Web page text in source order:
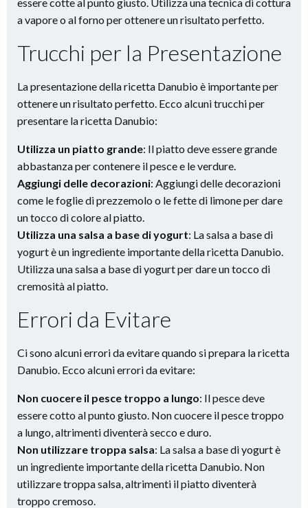
a vapore o al forno per ottenere un risultato perfetto.
Trucchi per la Presentazione
La presentazione della ricetta Danubio è importante per
ottenere un risultato perfetto. Ecco alcuni trucchi per
presentare la ricetta Danubio:
Utilizza un piatto grande: Il piatto deve essere grande
abbastanza per contenere il pesce e le verdure.
Aggiungi delle decorazioni: Aggiungi delle decorazioni
come le foglie di prezzemolo o le fette di limone per dare
un tocco di colore al piatto.
Utilizza una salsa a base di yogurt: La salsa a base di
yogurt è un ingrediente importante della ricetta Danubio.
Utilizza una salsa a base di yogurt per dare un tocco di
cremosità al piatto.
Errori da Evitare
Ci sono alcuni errori da evitare quando si prepara la ricetta
Danubio. Ecco alcuni errori da evitare:
Non cuocere il pesce troppo a lungo: Il pesce deve
essere cotto al punto giusto. Non cuocere il pesce troppo
a lungo, altrimenti diventerà secco e duro.
Non utilizzare troppa salsa: La salsa a base di yogurt è
un ingrediente importante della ricetta Danubio. Non
utilizzare troppa salsa, altrimenti il piatto diventerà
troppo cremoso.